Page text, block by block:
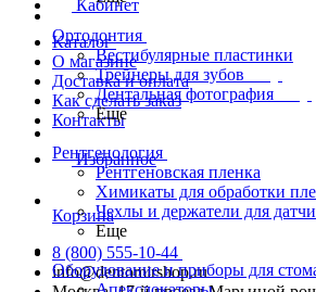
Ортодонтия
Вестибулярные пластинки
Трейнеры для зубов
Дентальная фотография
Еще
Рентгенология
Рентгеновская пленка
Химикаты для обработки
Чехлы и держатели для
Еще
Оборудование и приборы для
Кабинет
Каталог
О магазине
Доставка и оплата
Как сделать заказ
Контакты
Избранное
Корзина
8 (800) 555-10-44
info@dentomirshop.ru